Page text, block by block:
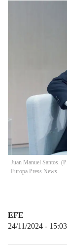
Juan Manuel Santos.
Europa Press News
EFE
24/11/2024 - 15:03